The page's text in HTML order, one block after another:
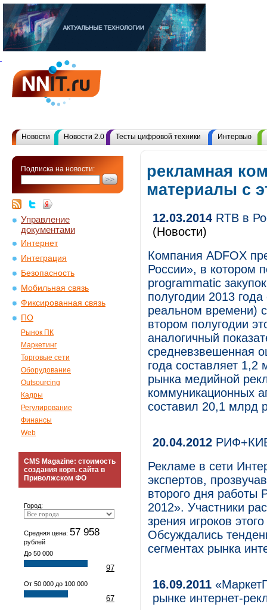
Новости Новости 2.0 Тесты цифровой техники Интервью
Подписка на новости:
Управление
документами
Интернет
Интеграция
Безопасность
Мобильная связь
Фиксированная связь
ПО
Рынок ПК
Маркетинг
Торговые сети
Оборудование
Outsourcing
Кадры
Регулирование
Финансы
Web
CMS Magazine: стоимость
создания корп. сайта в
Приволжском ФО
Город:
Средняя цена: 57 958
рублей
До 50 000
97
От 50 000 до 100 000
67
рекламная
материалы с
12.03.2014 RTB в
(Новости)
Компания ADFOX
России», в котором
programmatic
полугодии 2013
реальном времени)
втором полугодии
аналогичный
средневзвешенная
года составляет
рынка медийной
коммуникационных
составил 20,1 млрд
20.04.2012 РИФ+КИБ
Рекламе в сети
экспертов,
второго дня работы
2012». Участники
зрения игроков
Обсуждались
сегментах рынка
16.09.2011
рынке интернет-